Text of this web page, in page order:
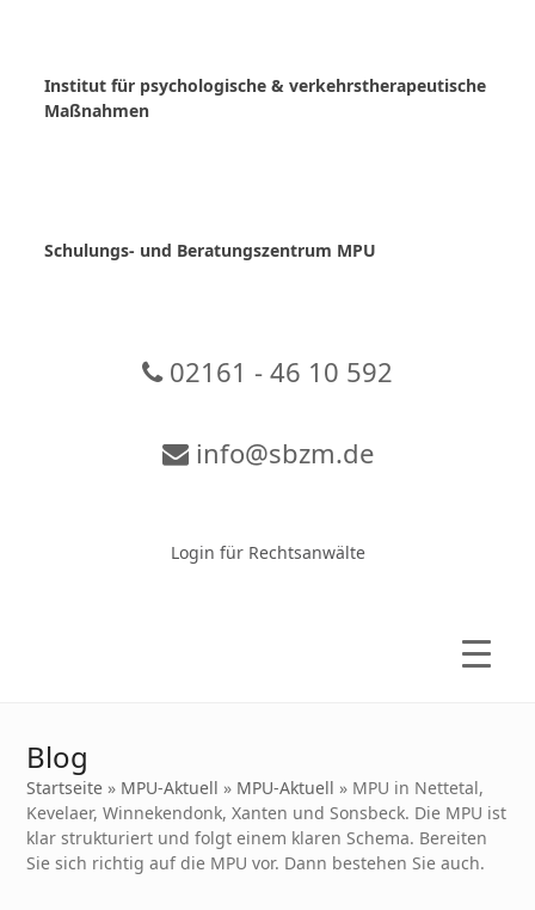
Institut für psychologische & verkehrstherapeutische
Maßnahmen
Schulungs- und Beratungszentrum MPU
02161 - 46 10 592
info@sbzm.de
Login für Rechtsanwälte
Blog
Startseite » MPU-Aktuell » MPU-Aktuell » MPU in Nettetal,
Kevelaer, Winnekendonk, Xanten und Sonsbeck. Die MPU ist
klar strukturiert und folgt einem klaren Schema. Bereiten
Sie sich richtig auf die MPU vor. Dann bestehen Sie auch.